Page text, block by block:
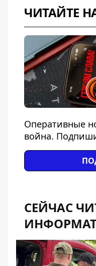
ЧИТАЙТЕ
Оперативные
война.
СЕЙЧАС